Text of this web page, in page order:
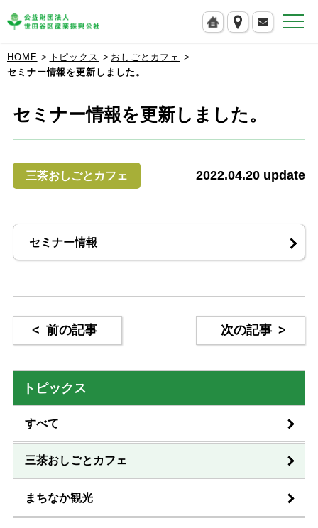
HOME トピックス
おしごとカフェ
セミナー情報を更新しました。
セミナー情報を更新しました。
三茶おしごとカフェ 2022.04.20 update
セミナー情報
< 前の記事 次の記事 >
トピックス
すべて
三茶おしごとカフェ
まちなか観光